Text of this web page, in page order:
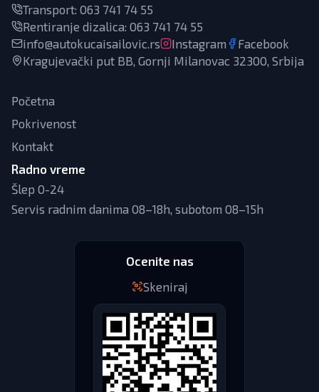
Transport: 063 741 74 55
Rentiranje dizalica: 063 741 74 55
info@autokucaisailovic.rs
Instagram
Facebook
Kragujevački put BB, Gornji Milanovac 32300, Srbija
Početna
Pokrivenost
Kontakt
Radno vreme
Šlep 0-24
Servis radnim danima 08–18h, subotom 08–15h
Ocenite nas
Skeniraj